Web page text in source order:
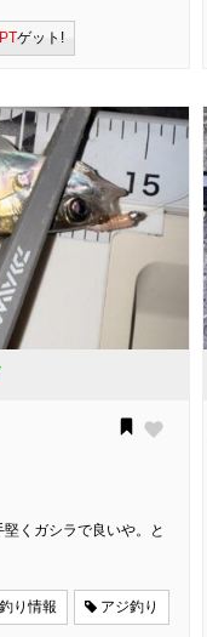
ゲット!
くガシラで良いや。と
り情報 アジ釣り